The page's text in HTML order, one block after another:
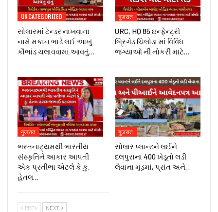
UNCATEGORIZED
સોલારમાં ટેન્ડર નાખવાના
નામે મકાન ભાડે લઈ આખું
કૌભાંડ ચલાવવામાં આવતું…
गुजरात
URC, HQ 85 ઇન્ફેન્ટ્રી
બ્રિગેડ ચિલોડા માં વિવિધ
જગ્યાઓ ની નોકરી માટે…
गुजरात
ભરતનાટ્યમથી ભારતીય
સંસ્કૃતિને આકાર આપતી
એક પ્રતીભા એટલે કે‌ કુ.
હેતલ…
गुजरात
સોલાર પ્લાન્ટને લઈને
દલપુરાના 400 ખેડૂતો લડી
લેવાના મૂડમાં, પ્રાંત અને…
PREV NEXT